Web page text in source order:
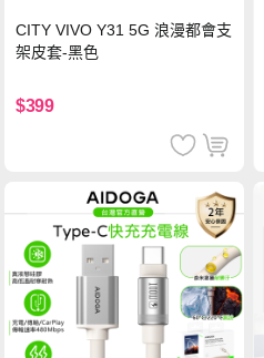
CITY VIVO Y31 5G 浪漫都會支
架皮套-黑色
$399